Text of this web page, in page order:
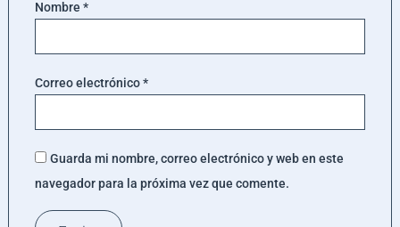
Nombre *
Correo electrónico*
Guarda mi nombre, correo electrónico y web en este
navegador para la próxima vez que comente.